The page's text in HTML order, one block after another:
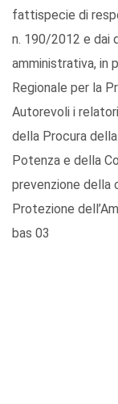
fattispecie di
n. 190/2012 e dai
amministrativa, in
Regionale per la
Autorevoli i
della Procura
Potenza e della
prevenzione della
Protezione
bas 03